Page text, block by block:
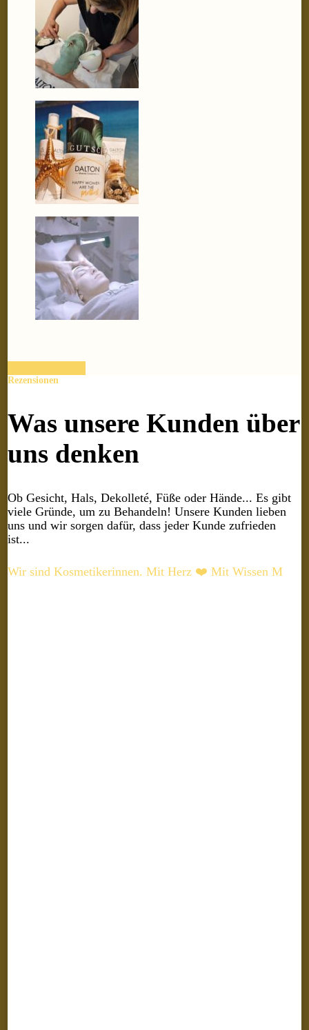
Rezensionen
Was unsere Kunden über
uns denken
Ob Gesicht, Hals, Dekolleté, Füße oder Hände... Es gibt
viele Gründe, um zu Behandeln! Unsere Kunden lieben
uns und wir sorgen dafür, dass jeder Kunde zufrieden
ist...
Wir sind Kosmetikerinnen. Mit Herz ❤️ Mit Wissen M